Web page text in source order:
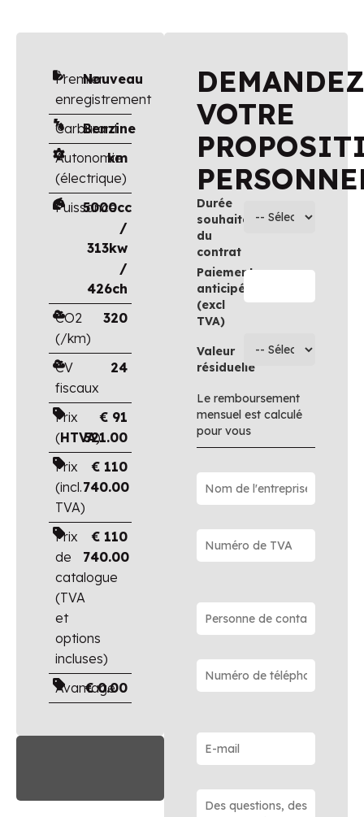
Premier
enregistrement
Nouveau
Carburant
Benzine
Autonomie
(électrique)
km
Puissance
5000cc
/
313kw
/
426ch
CO2
(/km)
320
CV
fiscaux
24
Prix
(HTVA)
€ 91
521.00
Prix
(incl.
TVA)
€ 110
740.00
Prix
de
catalogue
(TVA
et
options
incluses)
€ 110
740.00
Avantage
€0.00
DEMANDEZ
VOTRE
Durée
souhaitée
du
contrat
Paiement
anticipé
(excl
TVA)
Valeur
résiduelle
Le remboursement
mensuel est calculé
pour vous